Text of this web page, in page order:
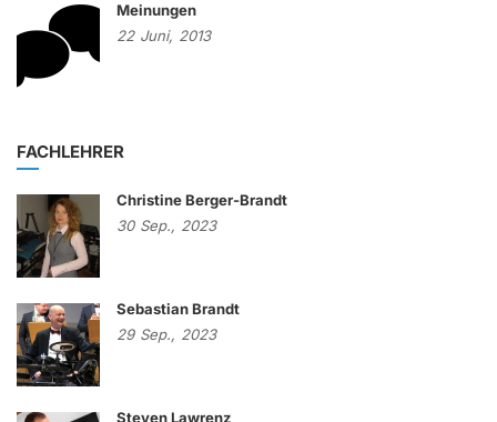
Meinungen
22 Juni, 2013
FACHLEHRER
Christine Berger-Brandt
30 Sep., 2023
Sebastian Brandt
29 Sep., 2023
Steven Lawrenz